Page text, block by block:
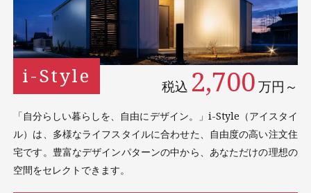
i-Style 税込 2,700万円～
「自分らしい暮らしを、自由にデザイン。」i-Style（アイスタイ
ル）は、多様なライフスタイルに合わせた、自由度の高い注文住
宅です。豊富なデザインパターンの中から、あなただけの理想の
空間をセレクトできます。